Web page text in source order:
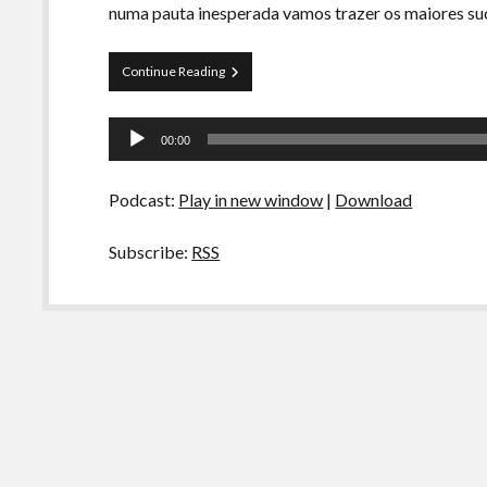
numa pauta inesperada vamos trazer os maiores
Continue ReadingCurva
de
–
(2000-
Tocador
00:00
Podcast: Play in new window | Download
Subscribe: RSS